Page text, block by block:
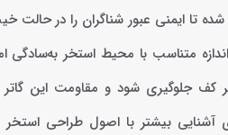
ایمنی عبور شناگران را در حالت
متناسب با محیط استخر به‌سادگی
جلوگیری شود و مقاومت این گاتر
بیشتر با اصول طراحی استخر